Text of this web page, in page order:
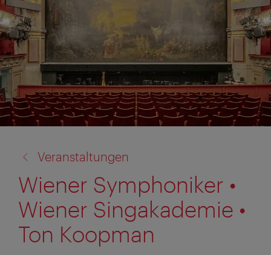
zu:
Veranstaltungen
Wiener Symphoniker •
Wiener Singakademie •
Ton Koopman